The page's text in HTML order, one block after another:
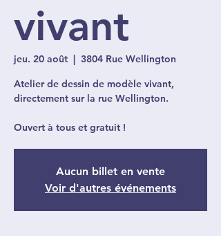
vivant
jeu. 20 août
  |
3804 Rue Wellington
Atelier de dessin de modèle vivant,
directement sur la rue Wellington.
Ouvert à tous et gratuit !
Aucun billet en vente
Voir d'autres événements